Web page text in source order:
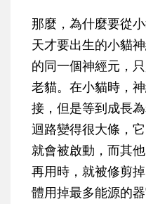
那麼，為什麼要從
天才要出生的小貓
的同一個神經元，
老貓。在小貓時，
接，但是等到成長
迴路變得很大條，
就會被啟動，而其
再用時，就被修剪
體用掉最多能源的